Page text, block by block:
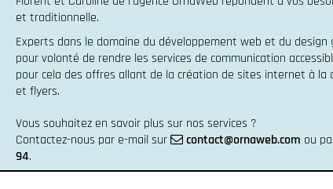
et traditionnelle.
Experts dans le domaine du développement web et du design
pour volonté de rendre les services de communication
pour cela des offres allant de la création de sites internet à la
et flyers.
Vous souhaitez en savoir plus sur nos services ?
Contactez-nous par e-mail sur
contact@ornaweb.com ou
94.